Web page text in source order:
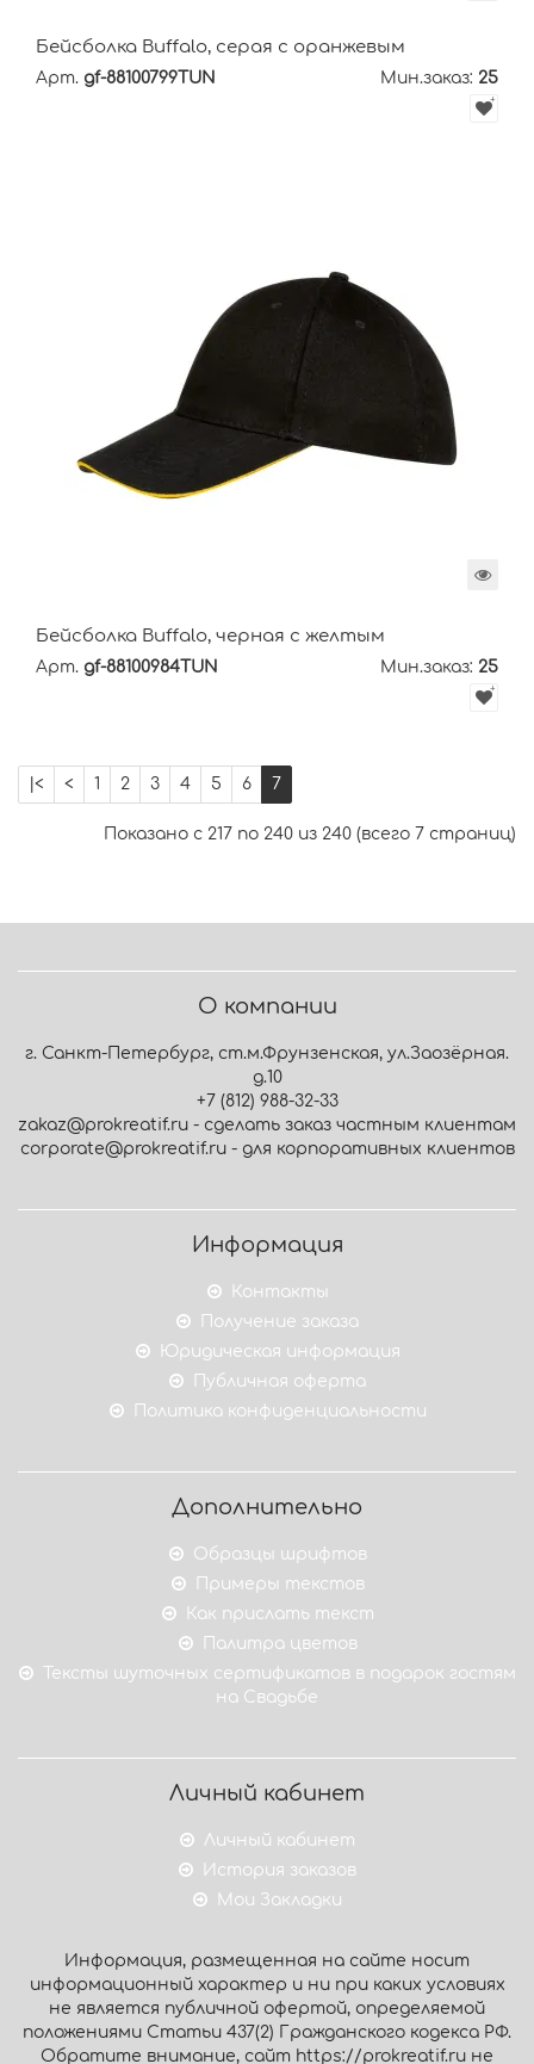
Бейсболка Buffalo, серая с оранжевым
Арт. gf-88100799TUN Мин.заказ: 25
Бейсболка Buffalo, черная с желтым
Арт. gf-88100984TUN Мин.заказ: 25
|< < 1 2 3 4 5 6 7
Показано с 217 по 240 из 240 (всего 7 страниц)
О компании
г. Санкт-Петербург, ст.м.Фрунзенская, ул.Заозёрная.
д.10
+7 (812) 988-32-33
zakaz@prokreatif.ru - сделать заказ частным клиентам
corporate@prokreatif.ru - для корпоративных клиентов
Информация
Контакты
Получение заказа
Юридическая информация
Публичная оферта
Политика конфиденциальности
Дополнительно
Образцы шрифтов
Примеры текстов
Как прислать текст
Палитра цветов
Тексты шуточных сертификатов в подарок гостям
на Свадьбе
Личный кабинет
Личный кабинет
История заказов
Мои Закладки
Информация, размещенная на сайте носит
информационный характер и ни при каких условиях
не является публичной офертой, определяемой
положениями Статьи 437(2) Гражданского кодекса РФ.
Обратите внимание, сайт https://prokreatif.ru не